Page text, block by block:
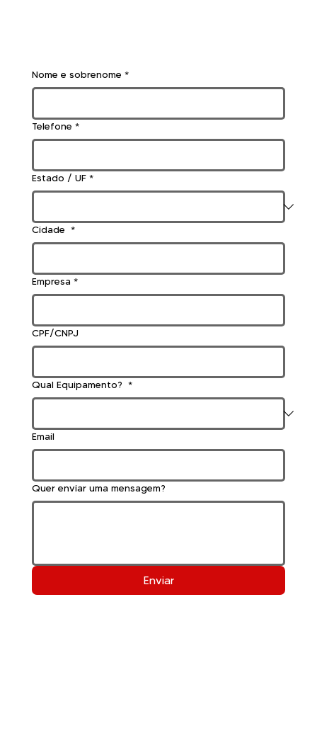
Nome e sobrenome *
Telefone *
Estado / UF *
Cidade *
Empresa *
CPF/CNPJ
Qual Equipamento? *
Email
Quer enviar uma mensagem?
Enviar